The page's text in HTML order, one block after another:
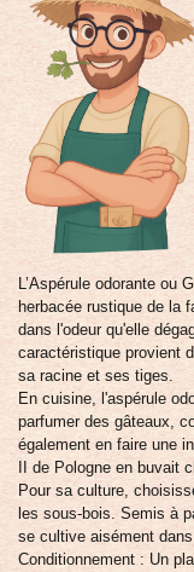
L’Aspérule odorante ou
herbacée rustique de la
dans l'odeur qu'elle
caractéristique provient
sa racine et ses tiges.
En cuisine, l'aspérule
parfumer des gâteaux,
également en faire une
II de Pologne en buvait
Pour sa culture,
les sous-bois. Semis à
se cultive aisément
Conditionnement : Un